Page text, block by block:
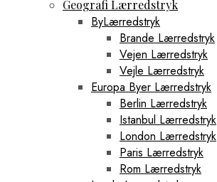
Geografi Lærredstryk
ByLærredstryk
Brande Lærredstryk
Vejen Lærredstryk
Vejle Lærredstryk
Europa Byer Lærredstryk
Berlin Lærredstryk
Istanbul Lærredstryk
London Lærredstryk
Paris Lærredstryk
Rom Lærredstryk